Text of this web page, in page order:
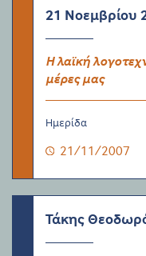
21 Νοεμβρίου
Η λαϊκή
μέρες μας
Ημερίδα
21/11/2007
Τάκης